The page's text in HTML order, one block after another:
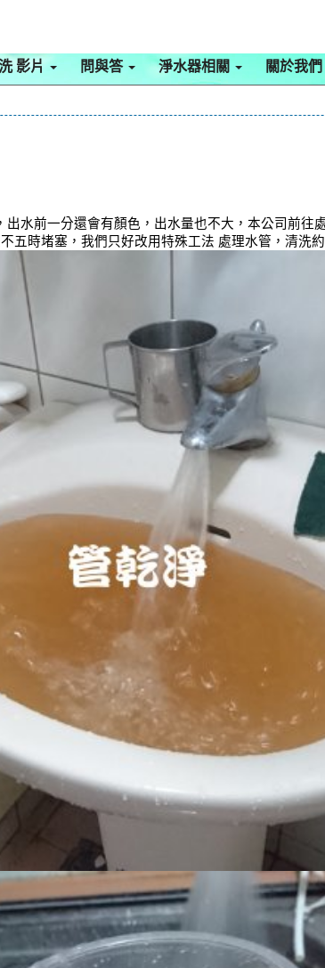
影片 問與答 淨水器相關 關於我們
水前一分還會有顏色，出水量也不大，本公司前
五時堵塞，我們只好改用特殊工法 處理水管，清洗